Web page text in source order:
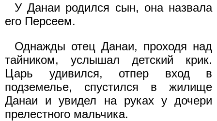
У Данаи родился сын, она назвала
его Персеем.
Однажды отец Данаи, проходя над
тайником, услышал детский крик.
Царь удивился, отпер вход в
подземелье, спустился в жилище
Данаи и увидел на руках у дочери
прелестного мальчика.